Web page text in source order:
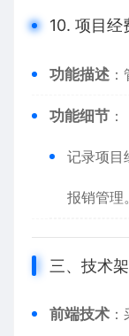
10. 项目经
功能描述
功能细节 ：
记录项目
报销管理。
三、技术
前端技术